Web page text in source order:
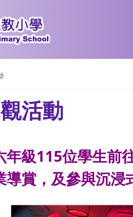
活動
級115位學生前
賞，及參與沉浸